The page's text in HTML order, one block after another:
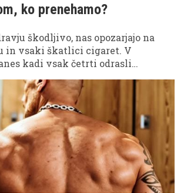
ko prenehamo?
škodljivo, nas opozarjajo na
in vsaki škatlici cigaret. V
kadi vsak četrti odrasli
koristi za zdravje v vseh
Kaj je skrivnost tistih, ki so
nekdanjih kadilcev vam bo
vsaj enkrat neuspešno poskusili reči
ne gre obupati po prvem poskusu.